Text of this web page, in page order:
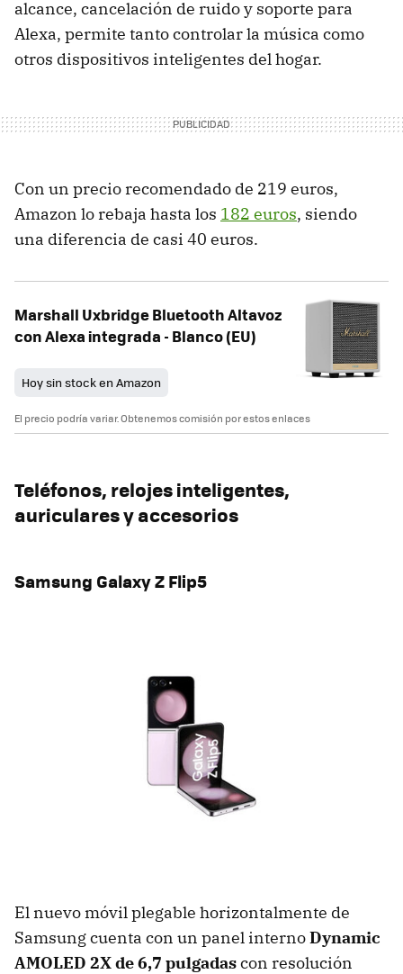
alcance, cancelación de ruido y soporte para
Alexa, permite tanto controlar la música como
otros dispositivos inteligentes del hogar.
Con un precio recomendado de 219 euros,
Amazon lo rebaja hasta los 182 euros, siendo
una diferencia de casi 40 euros.
Marshall Uxbridge Bluetooth Altavoz
con Alexa integrada - Blanco (EU)
Hoy sin stock en Amazon
El precio podría variar. Obtenemos comisión por estos enlaces
Teléfonos, relojes inteligentes,
auriculares y accesorios
Samsung Galaxy Z Flip5
El nuevo móvil plegable horizontalmente de
Samsung cuenta con un panel internoDynamic
AMOLED 2X de 6,7 pulgadascon resolución